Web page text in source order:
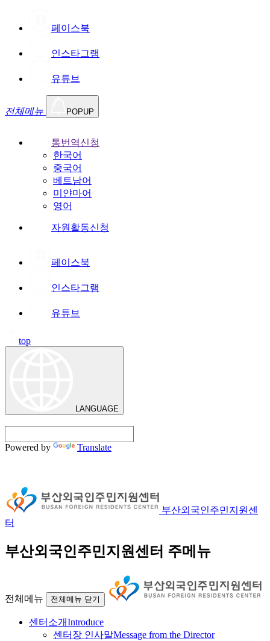
페이스북
인스타그램
유튜브
전체메뉴 POPUP
통번역신청
한국어
중국어
베트남어
미얀마어
영어
자원활동신청
페이스북
인스타그램
유튜브
top
LANGUAGE
Powered by Translate
부산외국인주민지원센
터
부산외국인주민지원센터 주메뉴
전체메뉴 전체메뉴 닫기
센터소개Introduce
센터장 인사말Message from the Director